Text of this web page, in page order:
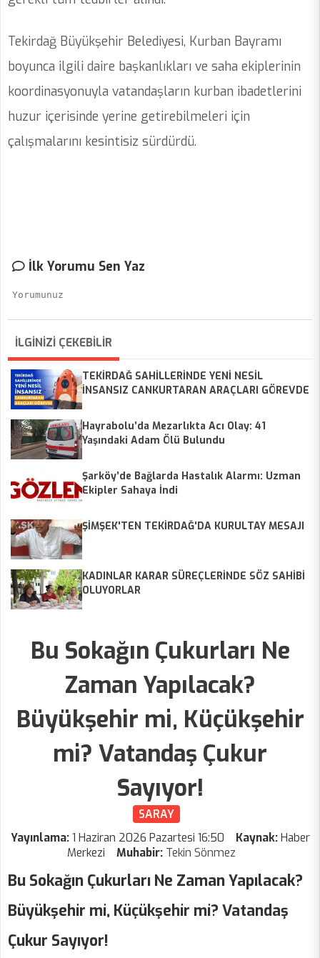
Tekirdağ Büyükşehir Belediyesi, Kurban Bayramı
boyunca ilgili daire başkanlıkları ve saha ekiplerinin
koordinasyonuyla vatandaşların kurban ibadetlerini
huzur içerisinde yerine getirebilmeleri için
çalışmalarını kesintisiz sürdürdü.
İlk Yorumu Sen Yaz
İLGİNİZİ ÇEKEBİLİR
TEKİRDAĞ SAHİLLERİNDE YENİ NESİL
İNSANSIZ CANKURTARAN ARAÇLARI GÖREVDE
Hayrabolu’da Mezarlıkta Acı Olay: 41
Yaşındaki Adam Ölü Bulundu
Şarköy’de Bağlarda Hastalık Alarmı: Uzman
Ekipler Sahaya İndi
ŞİMŞEK'TEN TEKİRDAĞ'DA KURULTAY MESAJI
KADINLAR KARAR SÜREÇLERİNDE SÖZ SAHİBİ
OLUYORLAR
Bu Sokağın Çukurları Ne
Zaman Yapılacak?
Büyükşehir mi, Küçükşehir
mi? Vatandaş Çukur
Sayıyor!
SARAY
Yayınlama:1 Haziran 2026 Pazartesi 16:50 Kaynak: Haber
Merkezi
Muhabir: Tekin Sönmez
Bu Sokağın Çukurları Ne Zaman Yapılacak?
Büyükşehir mi, Küçükşehir mi? Vatandaş
Çukur Sayıyor!